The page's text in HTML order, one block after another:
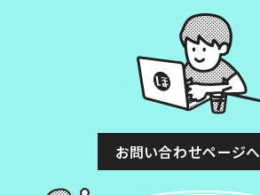
お問い合わせページへ